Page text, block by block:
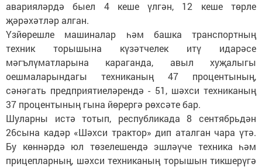
аварияләрдә быел 4 кеше үлгән, 12 кеше төрле
җәрәхәтләр алган.
Үзйөрешле машиналар һәм башка транспортның
техник торышына күзәтчелек итү идарәсе
мәгълүматларына караганда, авыл хуҗалыгы
оешмаларындагы техниканың 47 процентының,
сәнәгать предприятиеләрендә - 51, шәхси техниканың
37 процентының гына йөрергә рөхсәте бар.
Шуларны истә тотып, республикада 8 сентябрьдән
26сына кадәр «Шәхси трактор» дип аталган чара үтә.
Бу көннәрдә юл төзелешендә эшләүче техника һәм
прицепларның, шәхси техниканың торышын тикшерүгә